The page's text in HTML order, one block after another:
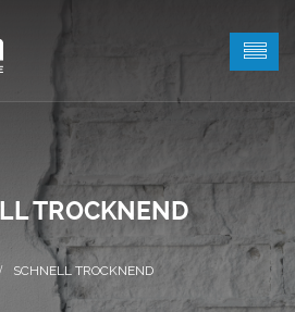
TROCKNEND
SCHNELL TROCKNEND